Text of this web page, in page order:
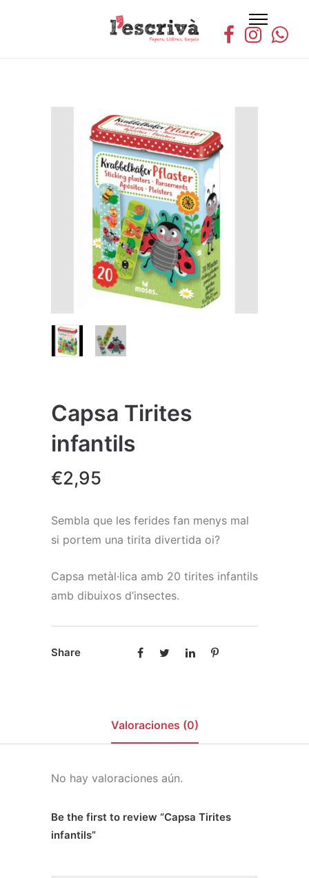
Capsa Tirites
infantils
€2,95
Sembla que les ferides fan menys mal
si portem una tirita divertida oi?
Capsa metàl·lica amb 20 tirites infantils
amb dibuixos d’insectes.
Share
Valoraciones (0)
No hay valoraciones aún.
Be the first to review “Capsa Tirites
infantils”